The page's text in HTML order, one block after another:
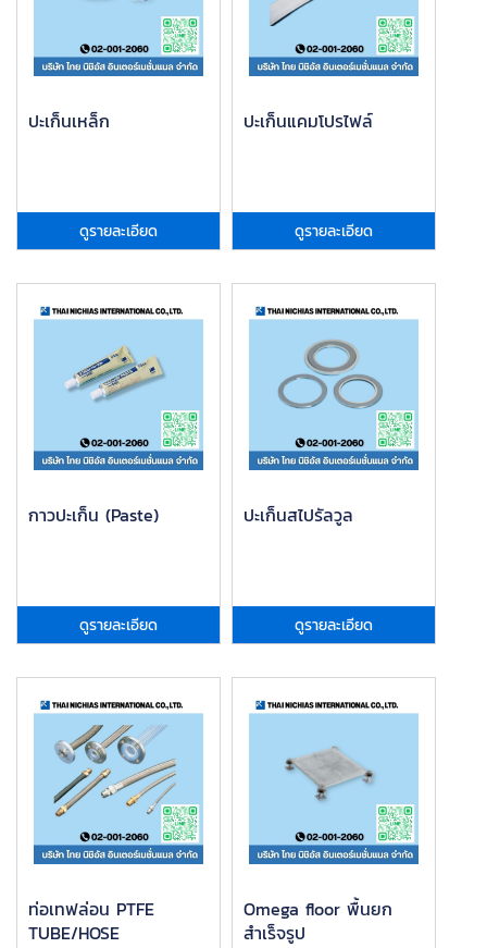
ปะเก็นเหล็ก
ดูรายละเอียด
ปะเก็นแคมโปรไฟล์
ดูรายละเอียด
กาวปะเก็น (Paste)
ดูรายละเอียด
ปะเก็นสไปรัลวูล
ดูรายละเอียด
ท่อเทฟล่อน PTFE
TUBE/HOSE
Omega floor พื้นยก
สำเร็จรูป